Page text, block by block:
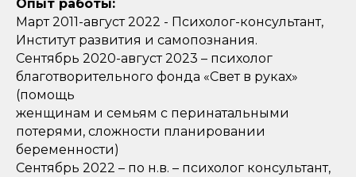
Опыт работы:
Март 2011-август 2022 - Психолог-консультант,
Институт развития и самопознания.
Сентябрь 2020-август 2023 – психолог
благотворительного фонда «Свет в руках»
(помощь
женщинам и семьям с перинатальными
потерями, сложности планировании
беременности)
Сентябрь 2022 – по н.в. – психолог консультант,